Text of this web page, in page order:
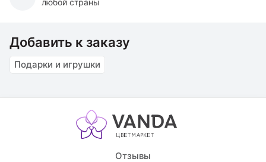
Добавить к заказу
Подарки и игрушки
Отзывы